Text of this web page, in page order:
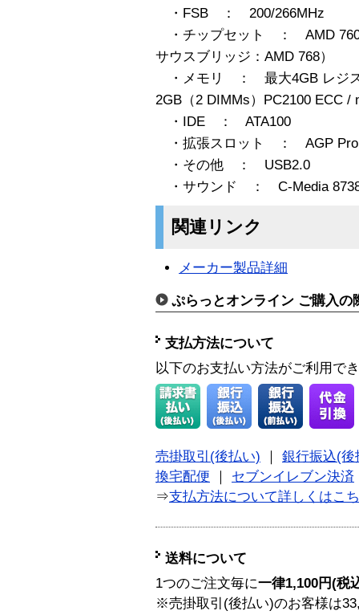
・FSB ： 200/266MHz
・チップセット ： AMD
サウスブリッジ：AMD 768）
・メモリ ： 最大4GB レジス
2GB（2 DIMMs）PC2100 ECC /
・IDE ： ATA100
・拡張スロット ： AGP Pro
・その他 ： USB2.0
・サウンド ： C-Media 8738
関連リンク
メーカー製品詳細
ぷらっとオンライン ご購入の
支払方法について
以下のお支払い方法がご利用で
売掛取引(後払い)
銀行振込(後
換宅配便
セブンイレブン決済
⇒支払方法について詳しくはこ
送料について
1つのご注文毎に一律1,100円(税
※売掛取引(後払い)のお客様は